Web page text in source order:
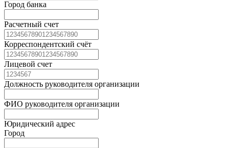
Город банка
Расчетный счет
Корреспондентский счёт
Лицевой счет
Должность руководителя организации
ФИО руководителя организации
Юридический адрес
Город